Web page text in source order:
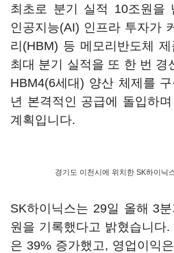
최초로 분기 실적 10조원을
인공지능(AI) 인프라 투자가
리(HBM) 등 메모리반도체
최대 분기 실적을 또 한 번 경
HBM4(6세대) 양산 체제를
년 본격적인 공급에 돌입하
계획입니다.
경기도 이천시에 위치한 SK하이닉
SK하이닉스는 29일 올해 3
원을 기록했다고 밝혔습니다
은 39% 증가했고, 영업이익